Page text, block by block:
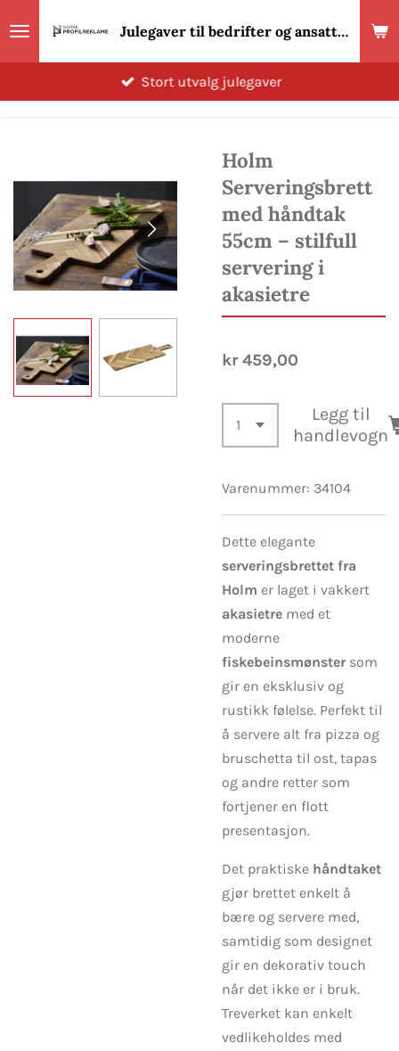
Julegaver til bedrifter og ansatte 2026! Norsk Profilreklame
Stort utvalg julegaver
Holm
Serveringsbrett
med håndtak
55cm – stilfull
servering i
akasietre
kr 459,00
Legg til
handlevogn
Varenummer: 34104
Dette elegante
serveringsbrettet fra
Holm er laget i vakkert
akasietre med et
moderne
fiskebeinsmønster som
gir en eksklusiv og
rustikk følelse. Perfekt til
å servere alt fra pizza og
bruschetta til ost, tapas
og andre retter som
fortjener en flott
presentasjon.
Det praktiske håndtaket
gjør brettet enkelt å
bære og servere med,
samtidig som designet
gir en dekorativ touch
når det ikke er i bruk.
Treverket kan enkelt
vedlikeholdes med